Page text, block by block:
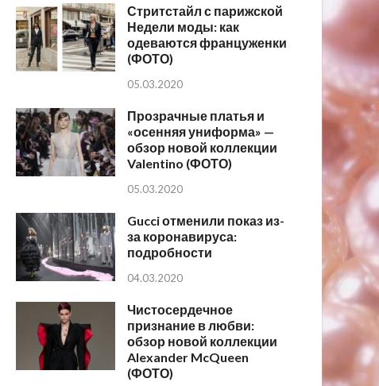
Стритстайл с парижской
Недели моды: как
одеваются француженки
(ФОТО)
05.03.2020
Прозрачные платья и
«осенняя униформа» —
обзор новой коллекции
Valentino (ФОТО)
05.03.2020
Gucci отменили показ из-
за коронавируса:
подробности
04.03.2020
Чистосердечное
признание в любви:
обзор новой коллекции
Alexander McQueen
(ФОТО)